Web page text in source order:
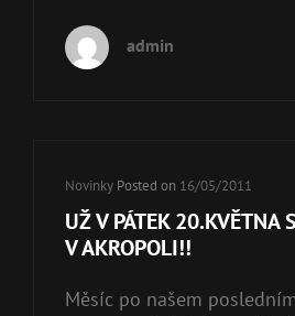
admin
Cat
Links
Novinky Posted on 16/05/2011
UŽ V PÁTEK 20.KVĚTNA
V AKROPOLI!!
Měsíc po našem